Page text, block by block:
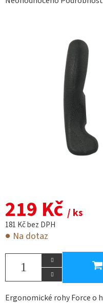
219 Kč / ks
181 Kč bez DPH
Na dotaz
Ergonomické rohy Force o